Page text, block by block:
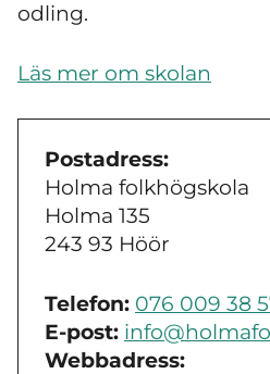
odling.
Läs mer om skolan
Postadress:
Holma folkhögskola
Holma 135
243 93 Höör
Telefon: 076 009 38
E-post:
Webbadress: